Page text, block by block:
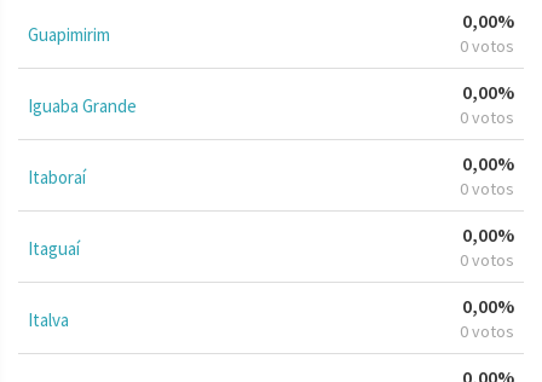
Guapimirim
0,00%
0 votos
Iguaba Grande
0,00%
0 votos
Itaboraí
0,00%
0 votos
Itaguaí
0,00%
0 votos
Italva
0,00%
0 votos
0,00%